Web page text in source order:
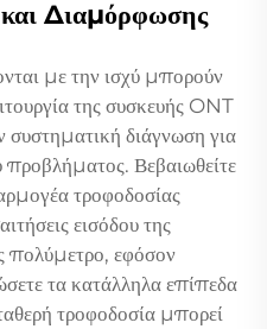
Διαμόρφωσης
με την ισχύ μπορούν
της συσκευής ONT
συστηματική διάγνωση για
προβλήματος. Βεβαιωθείτε
τροφοδοσίας
εισόδου της
πολύμετρο, εφόσον
τα κατάλληλα επίπεδα
τροφοδοσία μπορεί